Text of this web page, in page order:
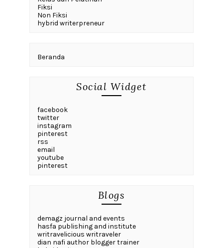
Fiksi
Non Fiksi
hybrid writerpreneur
Beranda
Social Widget
facebook
twitter
instagram
pinterest
rss
email
youtube
pinterest
Blogs
demagz journal and events
hasfa publishing and institute
writravelicious writraveler
dian nafi author blogger trainer